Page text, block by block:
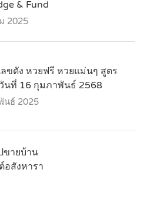
& Fund
2025
ลขดัง หวยฟรี หวยแม่นๆ สูตร
นที่ 16 กุมภาพันธ์ 2568
นธ์ 2025
ขายบ้าน
อสังหารา